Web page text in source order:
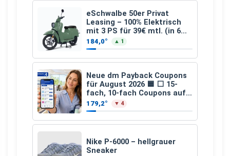
eSchwalbe 50er Privat
Leasing – 100% Elektrisch
mit 3 PS für 39€ mtl. (in 6
schicken Farben LF: 0.43, 36
Monate, Bereitstellung:
159,00 €, 2.500 km/Jahr)
184,0° ▲ 1
Neue dm Payback Coupons
für August 2026 🟦 ⬜ 15-
fach, 10-fach Coupons auf
den gesamten Einkauf ab 2
€
179,2° ▼ 4
Nike P-6000 – hellgrauer
Sneaker